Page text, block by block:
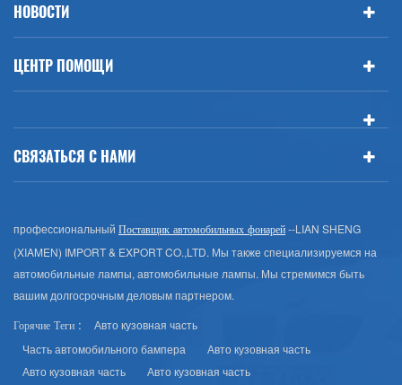
НОВОСТИ
ЦЕНТР ПОМОЩИ
СВЯЗАТЬСЯ С НАМИ
профессиональный Поставщик автомобильных фонарей--LIAN SHENG
(XIAMEN) IMPORT & EXPORT CO.,LTD. Мы также специализируемся на
автомобильные лампы, автомобильные лампы. Мы стремимся быть
вашим долгосрочным деловым партнером.
Горячие Теги :
Авто кузовная часть
Часть автомобильного бампера
Авто кузовная часть
Авто кузовная часть
Авто кузовная часть